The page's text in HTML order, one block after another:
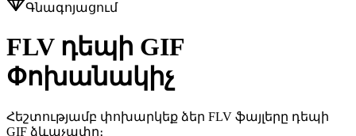
Գնագոյացում
FLV դեպի GIF
Փոխանակիչ
Հեշտությամբ փոխարկեք ձեր FLV ֆայլերը դեպի
GIF ձևաչափը։